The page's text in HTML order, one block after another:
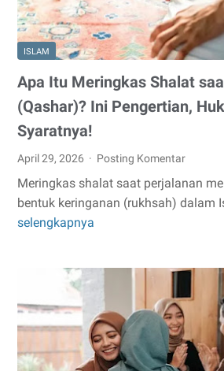
ISLAM
Apa Itu Meringkas Shalat
(Qashar)? Ini Pengertian,
Syaratnya!
April 29, 2026 Posting Komentar
Meringkas shalat saat perjalanan
bentuk keringanan (rukhsah) dalam
selengkapnya
Apa
Perjalanan
(Qashar)?
Ini
Pengertian,